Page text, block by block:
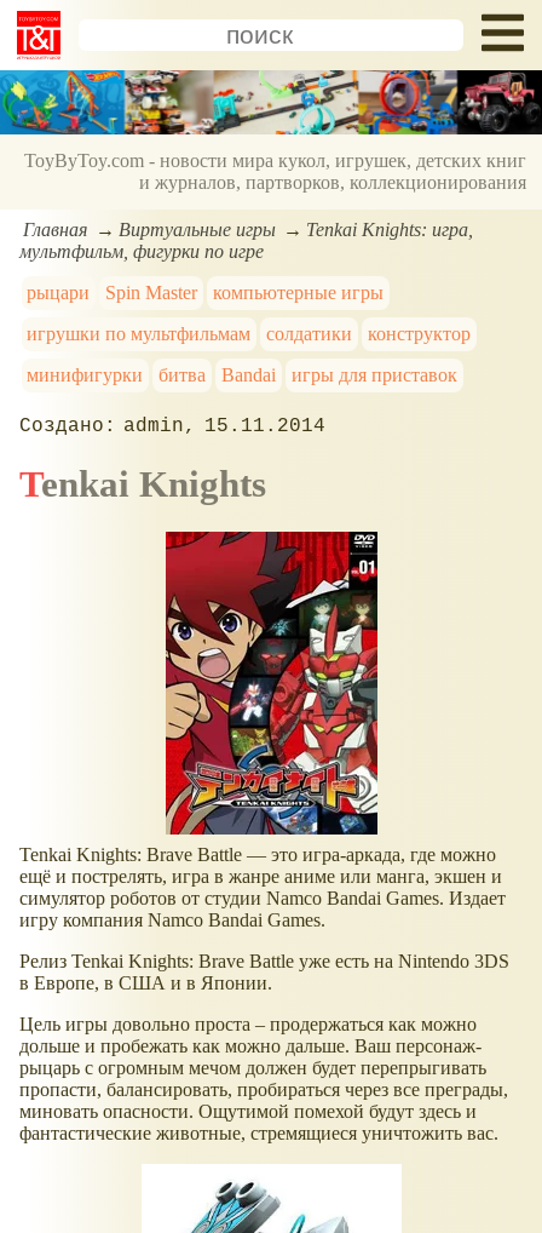
ToyByToy.com - новости мира кукол, игрушек, детских книг
и журналов, партворков, коллекционирования
Главная Виртуальные игры
Tenkai Knights: игра,
мультфильм, фигурки по игре
рыцари
Spin Master
компьютерные игры
игрушки по мультфильмам
солдатики
конструктор
минифигурки
битва Bandai игры для приставок
admin 15.11.2014
Tenkai Knights
Tenkai Knights: Brave Battle — это игра-аркада, где можно
ещё и пострелять, игра в жанре аниме или манга, экшен и
симулятор роботов от студии Namco Bandai Games. Издает
игру компания Namco Bandai Games.
Релиз Tenkai Knights: Brave Battle уже есть на Nintendo 3DS
в Европе, в США и в Японии.
Цель игры довольно проста – продержаться как можно
дольше и пробежать как можно дальше. Ваш персонаж-
рыцарь с огромным мечом должен будет перепрыгивать
пропасти, балансировать, пробираться через все преграды,
миновать опасности. Ощутимой помехой будут здесь и
фантастические животные, стремящиеся уничтожить вас.